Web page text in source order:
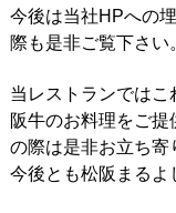
今後は当社HPへの
際も是非ご覧下さい
当レストランでは
阪牛のお料理をご
の際は是非お立ち寄
今後とも松阪まるよ